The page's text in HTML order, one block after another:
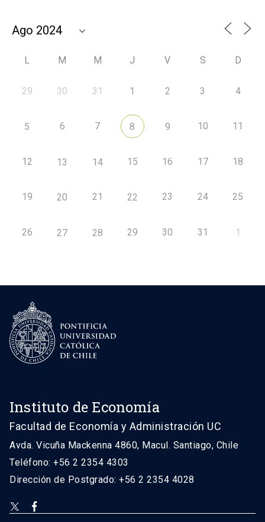
L M M J V S D
29 30 31 1 2 3 4
5 6 7 8 9 10 11
12 13 14 15 16 17 18
19 20 21 22 23 24 25
26 27 28 29 30 31 1
Instituto de Economía
Facultad de Economía y Administración UC
Avda. Vicuña Mackenna 4860, Macul. Santiago, Chile
Teléfono: +56 2 2354 4303
Dirección de Postgrado: +56 2 2354 4028